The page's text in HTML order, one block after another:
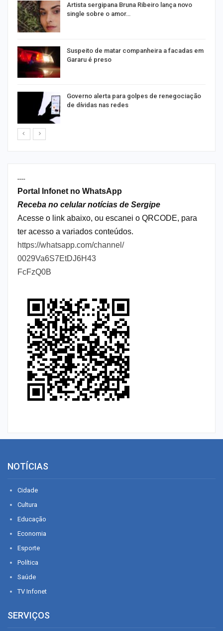
Artista sergipana Bruna Ribeiro lança novo
single sobre o amor…
Suspeito de matar companheira a facadas em
Gararu é preso
Governo alerta para golpes de renegociação
de dívidas nas redes
----
Portal Infonet no WhatsApp
Receba no celular notícias de Sergipe
Acesse o link abaixo, ou escanei o QRCODE, para
ter acesso a variados conteúdos.
https://whatsapp.com/channel/
0029Va6S7EtDJ6H43
FcFzQ0B
NOTÍCIAS
Cidade
Cultura
Educação
Economia
Esporte
Política
Saúde
TV Infonet
SERVIÇOS